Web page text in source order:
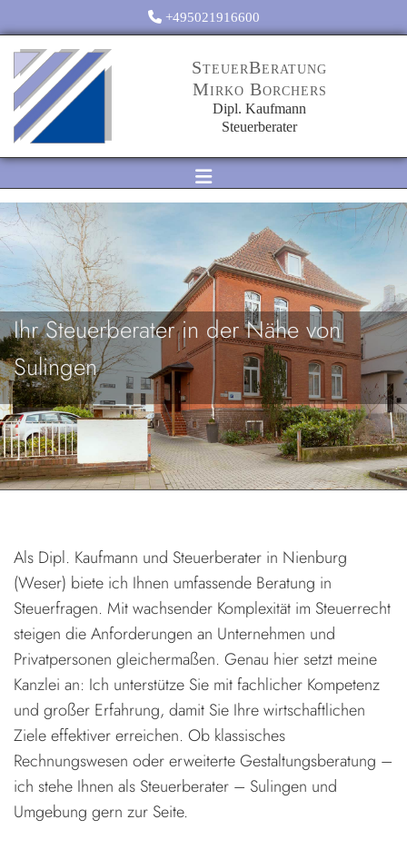
 +495021916600
SteuerBeratung
Mirko Borchers
Dipl. Kaufmann
Steuerberater
Ihr Steuerberater in der Nähe von
Sulingen
Als Dipl. Kaufmann und Steuerberater in Nienburg
(Weser) biete ich Ihnen umfassende Beratung in
Steuerfragen. Mit wachsender Komplexität im Steuerrecht
steigen die Anforderungen an Unternehmen und
Privatpersonen gleichermaßen. Genau hier setzt meine
Kanzlei an: Ich unterstütze Sie mit fachlicher Kompetenz
und großer Erfahrung, damit Sie Ihre wirtschaftlichen
Ziele effektiver erreichen. Ob klassisches
Rechnungswesen oder erweiterte Gestaltungsberatung –
ich stehe Ihnen als Steuerberater – Sulingen und
Umgebung gern zur Seite.